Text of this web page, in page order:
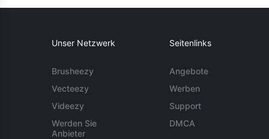
Unser Netzwerk
Brusheezy
Vecteezy
Videezy
Werden Sie
Anbieter
Seitenlinks
Angebote
Werben
Support
DMCA